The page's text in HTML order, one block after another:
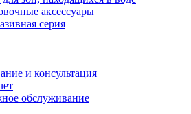
аксессуары
серия
и консультация
обслуживание